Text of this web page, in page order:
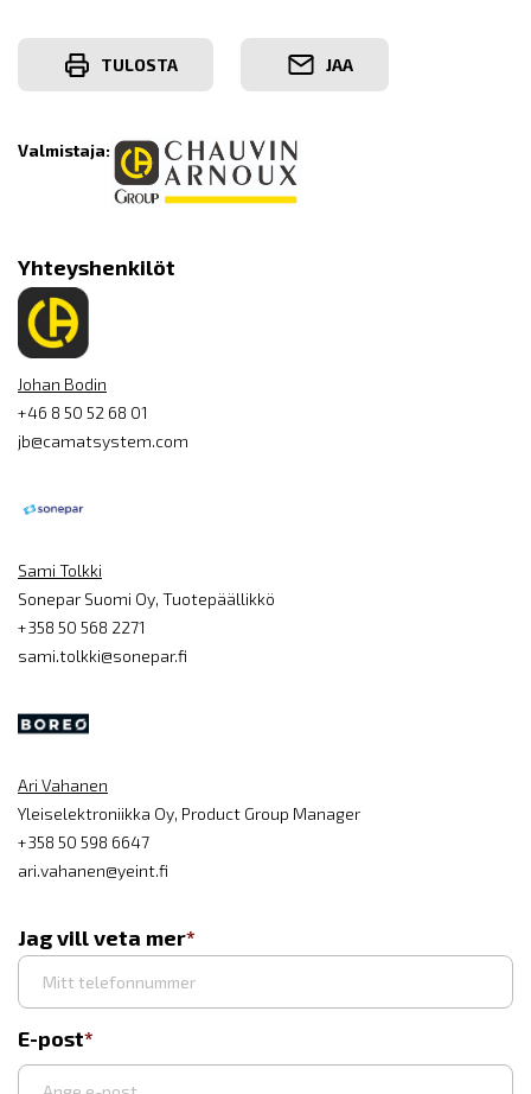
TULOSTA JAA
Valmistaja:
Yhteyshenkilöt
Johan Bodin
+46 8 50 52 68 01
jb@camatsystem.com
Sami Tolkki
Sonepar Suomi Oy, Tuotepäällikkö
+358 50 568 2271
sami.tolkki@sonepar.fi
Ari Vahanen
Yleiselektroniikka Oy, Product Group Manager
+358 50 598 6647
ari.vahanen@yeint.fi
Jag vill veta mer
E-post